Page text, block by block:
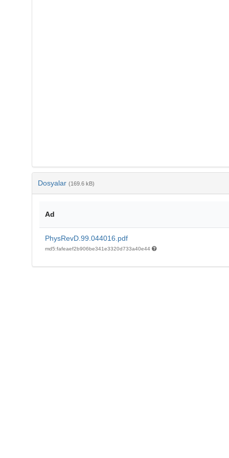
Dosyalar (169.6 kB)
Ad
PhysRevD.99.044016.pdf
md5:fafeaef2b906be341e3320d733a40e44